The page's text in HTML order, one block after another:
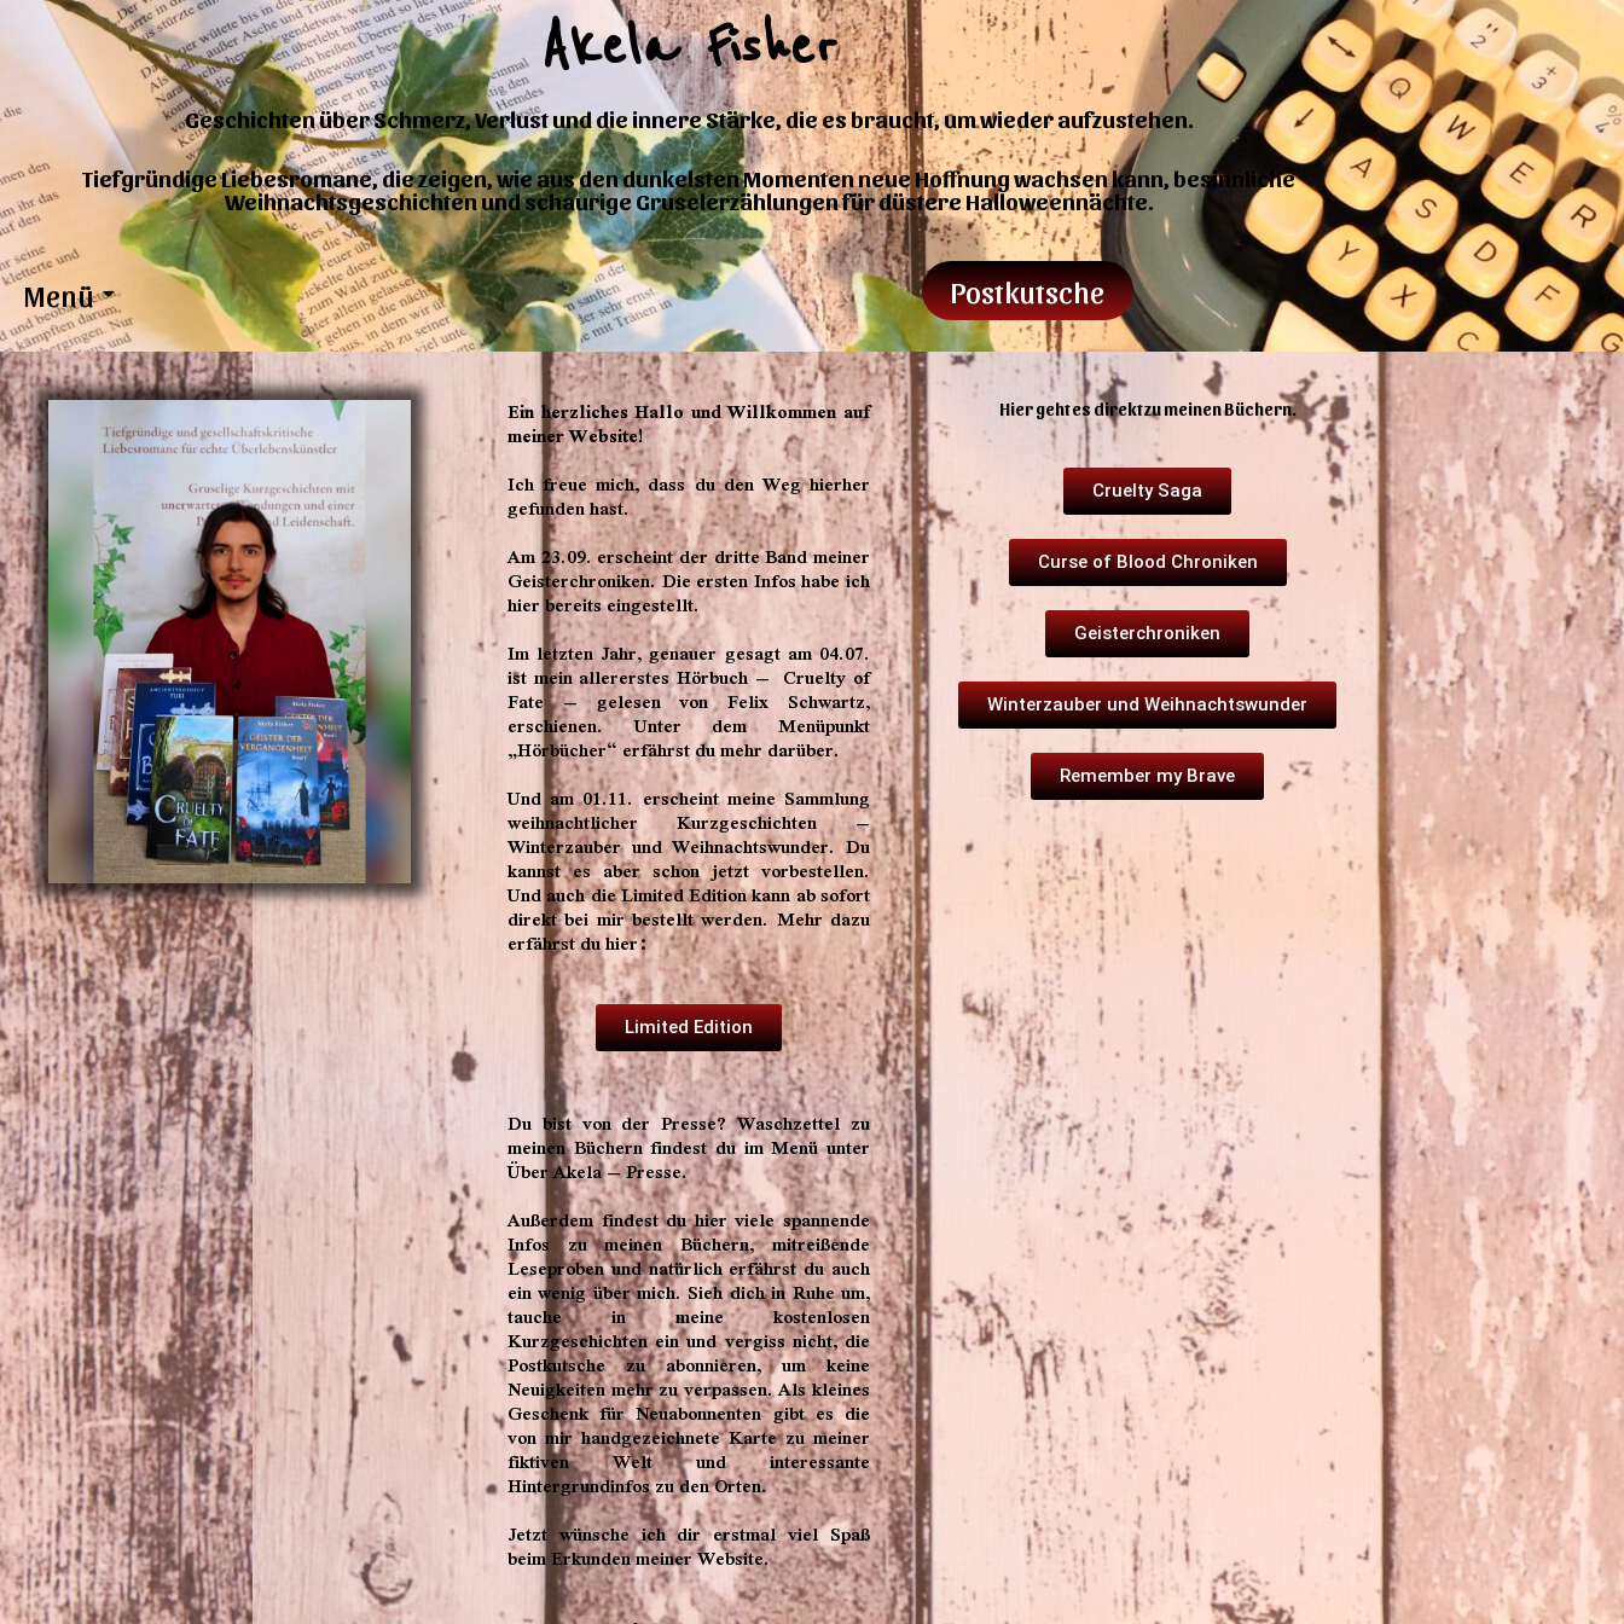
Akela Fisher
Geschichten über Schmerz, Verlust und die innere Stärke, die es braucht, um wieder aufzustehen.
Tiefgründige Liebesromane, die zeigen, wie aus den dunkelsten Momenten neue Hoffnung wachsen kann, besinnliche
Weihnachtsgeschichten und schaurige Gruselerzählungen für düstere Halloweennächte.
Menü Postkutsche
Ein herzliches Hallo und Willkommen auf
meiner Website!
Ich freue mich, dass du den Weg hierher
gefunden hast.
Am 23.09. erscheint der dritte Band meiner
Geisterchroniken. Die ersten Infos habe ich
hier bereits eingestellt.
Im letzten Jahr, genauer gesagt am 04.07.
ist mein allererstes Hörbuch – Cruelty of
Fate – gelesen von Felix Schwartz,
erschienen. Unter dem Menüpunkt
„Hörbücher“ erfährst du mehr darüber.
Und am 01.11. erscheint meine Sammlung
weihnachtlicher Kurzgeschichten –
Winterzauber und Weihnachtswunder. Du
kannst es aber schon jetzt vorbestellen.
Und auch die Limited Edition kann ab sofort
direkt bei mir bestellt werden. Mehr dazu
erfährst du hier:
Limited Edition
Du bist von der Presse? Waschzettel zu
meinen Büchern findest du im Menü unter
Über Akela – Presse.
Außerdem findest du hier viele spannende
Infos zu meinen Büchern, mitreißende
Leseproben und natürlich erfährst du auch
ein wenig über mich. Sieh dich in Ruhe um,
tauche in meine kostenlosen
Kurzgeschichten ein und vergiss nicht, die
Postkutsche zu abonnieren, um keine
Neuigkeiten mehr zu verpassen. Als kleines
Geschenk für Neuabonnenten gibt es die
von mir handgezeichnete Karte zu meiner
fiktiven Welt und interessante
Hintergrundinfos zu den Orten.
Jetzt wünsche ich dir erstmal viel Spaß
beim Erkunden meiner Website.
Hier geht es direkt zu meinen Büchern.
Cruelty Saga
Curse of Blood Chroniken
Geisterchroniken
Winterzauber und Weihnachtswunder
Remember my Brave